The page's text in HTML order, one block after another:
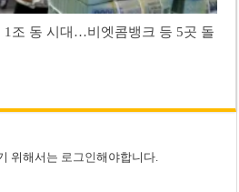
1조 동 시대…비엣콤뱅크 등 5곳 돌
위해서는 로그인해야합니다.